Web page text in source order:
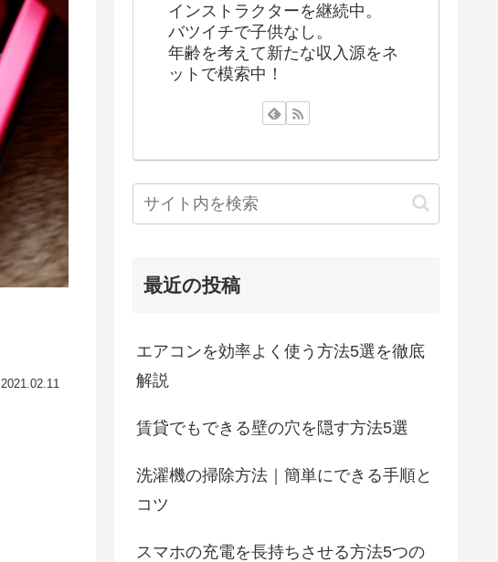
2021.02.11
インストラクターを継続中。
バツイチで子供なし。
年齢を考えて新たな収入源をネ
ットで模索中！
最近の投稿
エアコンを効率よく使う方法5選を徹底
解説
賃貸でもできる壁の穴を隠す方法5選
洗濯機の掃除方法｜簡単にできる手順と
コツ
スマホの充電を長持ちさせる方法5つの